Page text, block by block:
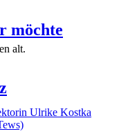
möchte
alt.